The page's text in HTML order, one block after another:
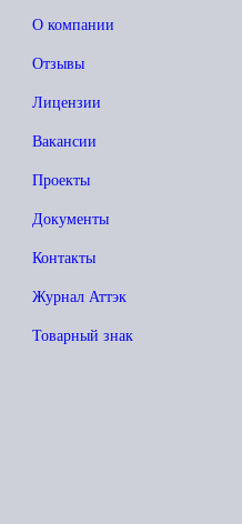
О компании
Отзывы
Лицензии
Вакансии
Проекты
Документы
Контакты
Журнал Аттэк
Товарный знак